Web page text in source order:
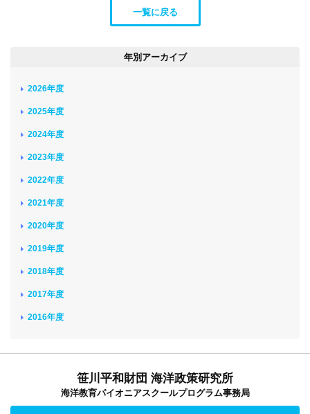
一覧に戻る
年別アーカイブ
2026年度
2025年度
2024年度
2023年度
2022年度
2021年度
2020年度
2019年度
2018年度
2017年度
2016年度
笹川平和財団 海洋政策研究所
海洋教育パイオニアスクールプログラム事務局